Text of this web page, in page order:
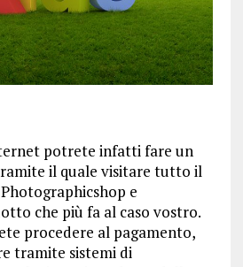
potrete infatti fare un
il quale visitare tutto il
e
che più fa al caso vostro.
procedere al pagamento,
tramite sistemi di